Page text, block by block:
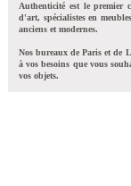
Authenticité est le premier
d'art, spécialistes en
anciens et modernes.
Nos bureaux de Paris et de
à vos besoins que vous
vos objets.